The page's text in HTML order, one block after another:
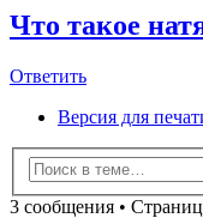
Что такое
Ответить
Ответить
Версия для
3 сообщения •